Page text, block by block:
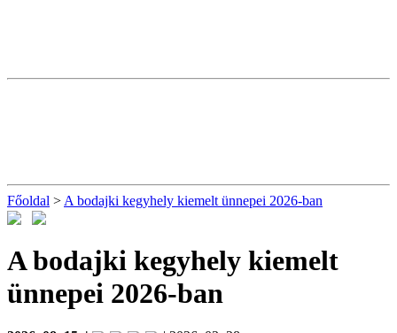
Főoldal > A bodajki kegyhely kiemelt ünnepei 2026-ban
A bodajki kegyhely kiemelt
ünnepei 2026-ban